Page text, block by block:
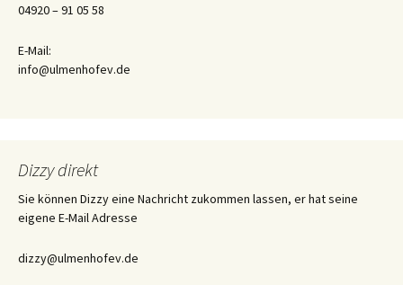
04920 – 91 05 58
E-Mail:
info@ulmenhofev.de
Dizzy direkt
Sie können Dizzy eine Nachricht zukommen lassen, er hat seine
eigene E-Mail Adresse
dizzy@ulmenhofev.de